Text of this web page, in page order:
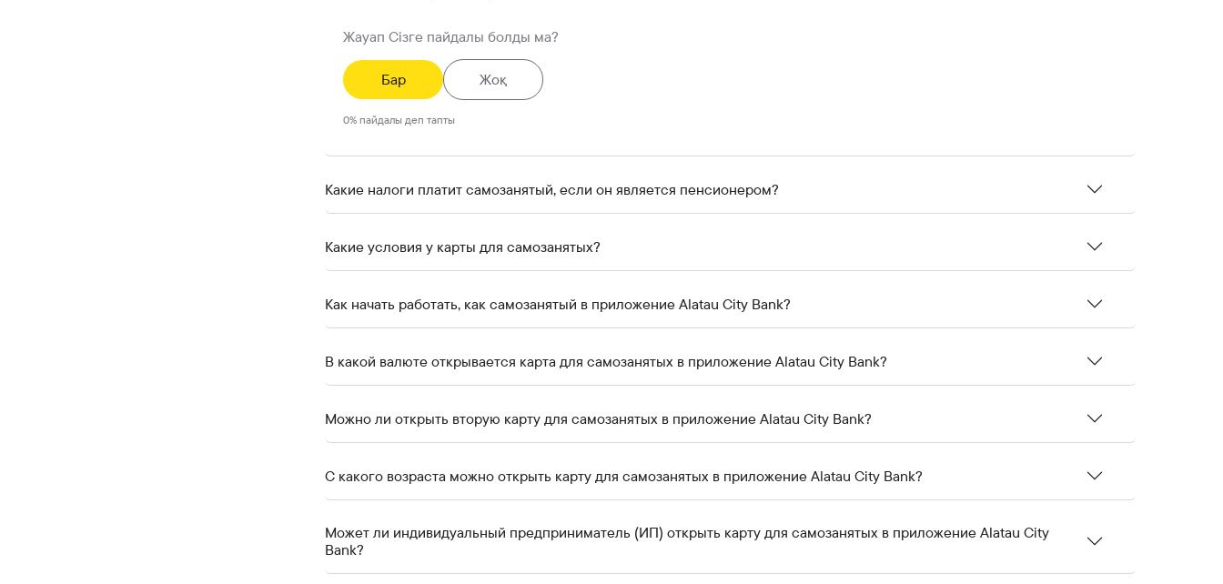
Жауап Сізге пайдалы болды ма?
Бар Жоқ
0% пайдалы деп тапты
Какие налоги платит самозанятый, если он является пенсионером?
Какие условия у карты для самозанятых?
Как начать работать, как самозанятый в приложение Alatau City Bank?
В какой валюте открывается карта для самозанятых в приложение Alatau City Bank?
Можно ли открыть вторую карту для самозанятых в приложение Alatau City Bank?
С какого возраста можно открыть карту для самозанятых в приложение Alatau City Bank?
Может ли индивидуальный предприниматель (ИП) открыть карту для самозанятых в приложение Alatau City
Bank?